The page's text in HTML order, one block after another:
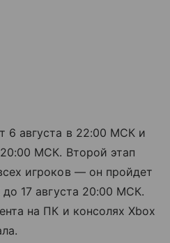
6 августа в 22:00 МСК и
20:00 МСК. Второй этап
игроков — он пройдет
17 августа 20:00 МСК.
на ПК и консолях Xbox